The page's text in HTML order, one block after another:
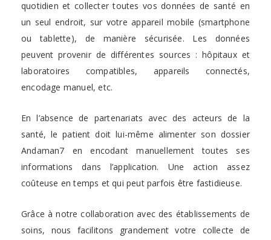
quotidien et collecter toutes vos données de santé en
un seul endroit, sur votre appareil mobile (smartphone
ou tablette), de manière sécurisée. Les données
peuvent provenir de différentes sources : hôpitaux et
laboratoires compatibles, appareils connectés,
encodage manuel, etc.
En l’absence de partenariats avec des acteurs de la
santé, le patient doit lui-même alimenter son dossier
Andaman7 en encodant manuellement toutes ses
informations dans l’application. Une action assez
coûteuse en temps et qui peut parfois être fastidieuse.
Grâce à notre collaboration avec des établissements de
soins, nous facilitons grandement votre collecte de